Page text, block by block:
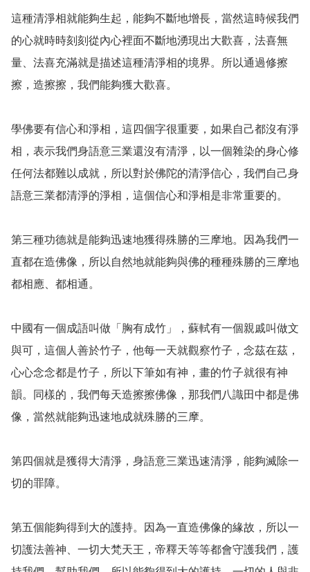
這種清淨相就能夠生起，能夠不斷地增長，當然這時候我們
的心就時時刻刻從內心裡面不斷地湧現出大歡喜，法喜無
量、法喜充滿就是描述這種清淨相的境界。所以通過修擦
擦，造擦擦，我們能夠獲大歡喜。
學佛要有信心和淨相，這四個字很重要，如果自己都沒有淨
相，表示我們身語意三業還沒有清淨，以一個雜染的身心修
任何法都難以成就，所以對於佛陀的清淨信心，我們自己身
語意三業都清淨的淨相，這個信心和淨相是非常重要的。
第三種功德就是能夠迅速地獲得殊勝的三摩地。因為我們一
直都在造佛像，所以自然地就能夠與佛的種種殊勝的三摩地
都相應、都相通。
中國有一個成語叫做「胸有成竹」，蘇軾有一個親戚叫做文
與可，這個人善於竹子，他每一天就觀察竹子，念茲在茲，
心心念念都是竹子，所以下筆如有神，畫的竹子就很有神
韻。同樣的，我們每天造擦擦佛像，那我們八識田中都是佛
像，當然就能夠迅速地成就殊勝的三摩。
第四個就是獲得大清淨，身語意三業迅速清淨，能夠滅除一
切的罪障。
第五個能夠得到大的護持。因為一直造佛像的緣故，所以一
切護法善神、一切大梵天王，帝釋天等等都會守護我們，護